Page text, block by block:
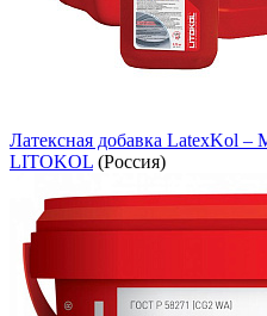
Латексная добавка LatexKol –
LITOKOL (Россия)